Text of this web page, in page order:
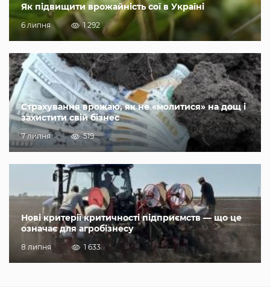
Як підвищити врожайність сої в Україні
6 липня 1 292
Страхування врожаю, як не «молитися» на дощ і
захистити свій бізнес
7 липня 519
Нові критерії критичності підприємств — що це
означає для агробізнесу
8 липня 1 633